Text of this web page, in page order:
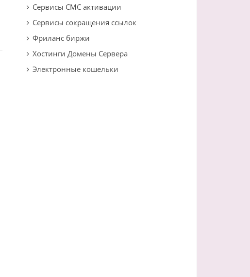
Сервисы СМС активации
Сервисы сокращения ссылок
Фриланс биржи
Хостинги Домены Сервера
Электронные кошельки